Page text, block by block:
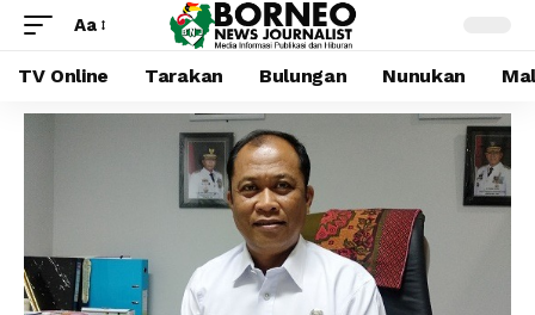
Aa
TV Online Tarakan Bulungan Nunukan